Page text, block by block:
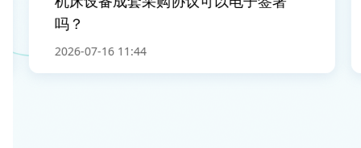
吗？
2026-07-16 11:44